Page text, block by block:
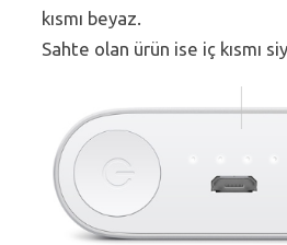
kısmı beyaz.
Sahte olan ürün ise iç kısmı